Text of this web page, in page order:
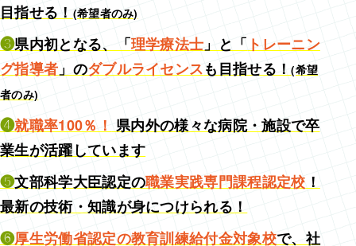
目指せる！ (希望者のみ)
❸県内初となる、「理学療法士 」と「 トレーニン
グ指導者 」のダブルライセンスも目指せる！(希望
者のみ)
❹就職率100％！ 県内外の様々な病院・施設で卒
業生が活躍しています
❺文部科学大臣認定の職業実践専門課程認定校 ！
最新の技術・知識が身につけられる！
❻厚生労働省認定の教育訓練給付金対象校で、社